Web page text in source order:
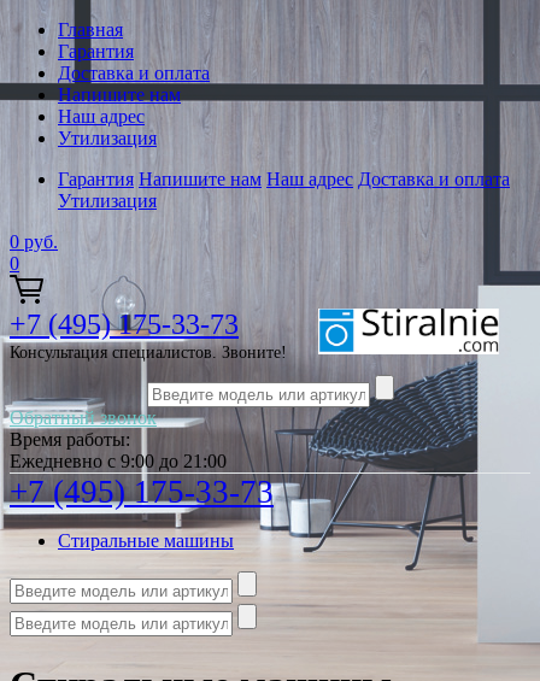
Главная
Гарантия
Доставка и оплата
Напишите нам
Наш адрес
Утилизация
Гарантия Напишите нам Наш адрес Доставка и оплата
Утилизация
0 руб.
0
+7 (495) 175-33-73
Консультация специалистов. Звоните!
Обратный звонок
Время работы:
Ежедневно с 9:00 до 21:00
+7 (495) 175-33-73
Стиральные машины